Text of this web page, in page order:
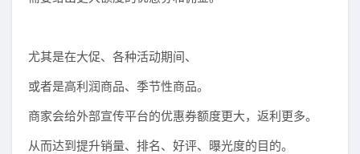
尤其是在大促、各种活动期间、
或者是高利润商品、季节性商品。
商家会给外部宣传平台的优惠券额度更大，返利更多。
从而达到提升销量、排名、好评、曝光度的目的。